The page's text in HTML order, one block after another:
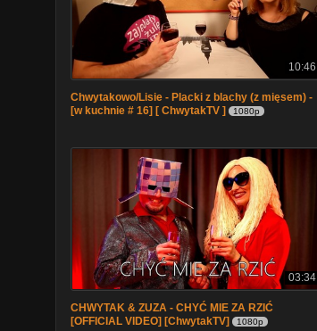
10:46
Chwytakowo/Lisie - Placki z blachy (z mięsem) -
[w kuchnie # 16] [ ChwytakTV ]
1080p
03:34
CHWYTAK & ZUZA - CHYĆ MIE ZA RZIĆ
[OFFICIAL VIDEO] [ChwytakTV]
1080p